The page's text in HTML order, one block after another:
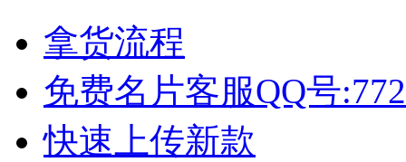
拿货流程
免费名片客服QQ号
快速上传新款